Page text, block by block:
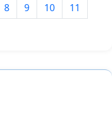
8 9 10
11